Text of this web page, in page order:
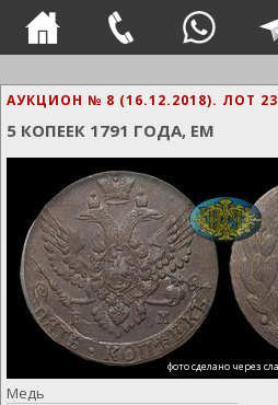
АУКЦИОН № 8 (16.12.2018). ЛОТ
5 КОПЕЕК 1791 ГОДА, ЕМ
фото сделано через
Медь